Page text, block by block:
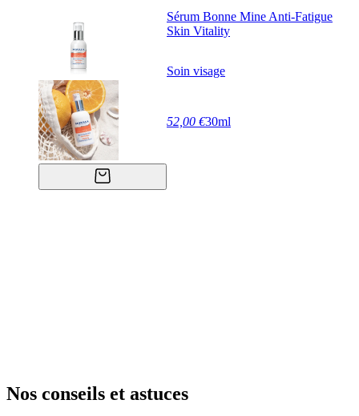
Sérum Bonne Mine Anti-Fatigue
Skin Vitality
Soin visage
52,00 €30ml
Nos conseils et astuces